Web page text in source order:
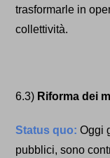
trasformarle in
collettività.
6.3) Riforma dei
Status quo: Oggi
pubblici, sono